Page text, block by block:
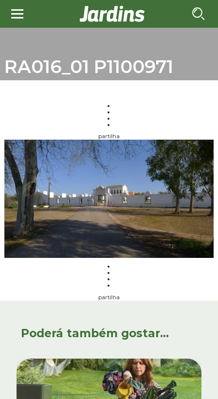
RA016_01 P1100971
partilha
partilha
Poderá também gostar...